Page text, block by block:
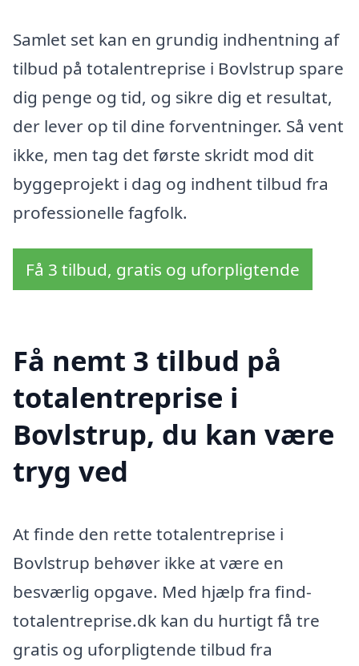
Samlet set kan en grundig indhentning af
tilbud på totalentreprise i Bovlstrup spare
dig penge og tid, og sikre dig et resultat,
der lever op til dine forventninger. Så vent
ikke, men tag det første skridt mod dit
byggeprojekt i dag og indhent tilbud fra
professionelle fagfolk.
Få 3 tilbud, gratis og uforpligtende
Få nemt 3 tilbud på
totalentreprise i
Bovlstrup, du kan være
tryg ved
At finde den rette totalentreprise i
Bovlstrup behøver ikke at være en
besværlig opgave. Med hjælp fra find-
totalentreprise.dk kan du hurtigt få tre
gratis og uforpligtende tilbud fra